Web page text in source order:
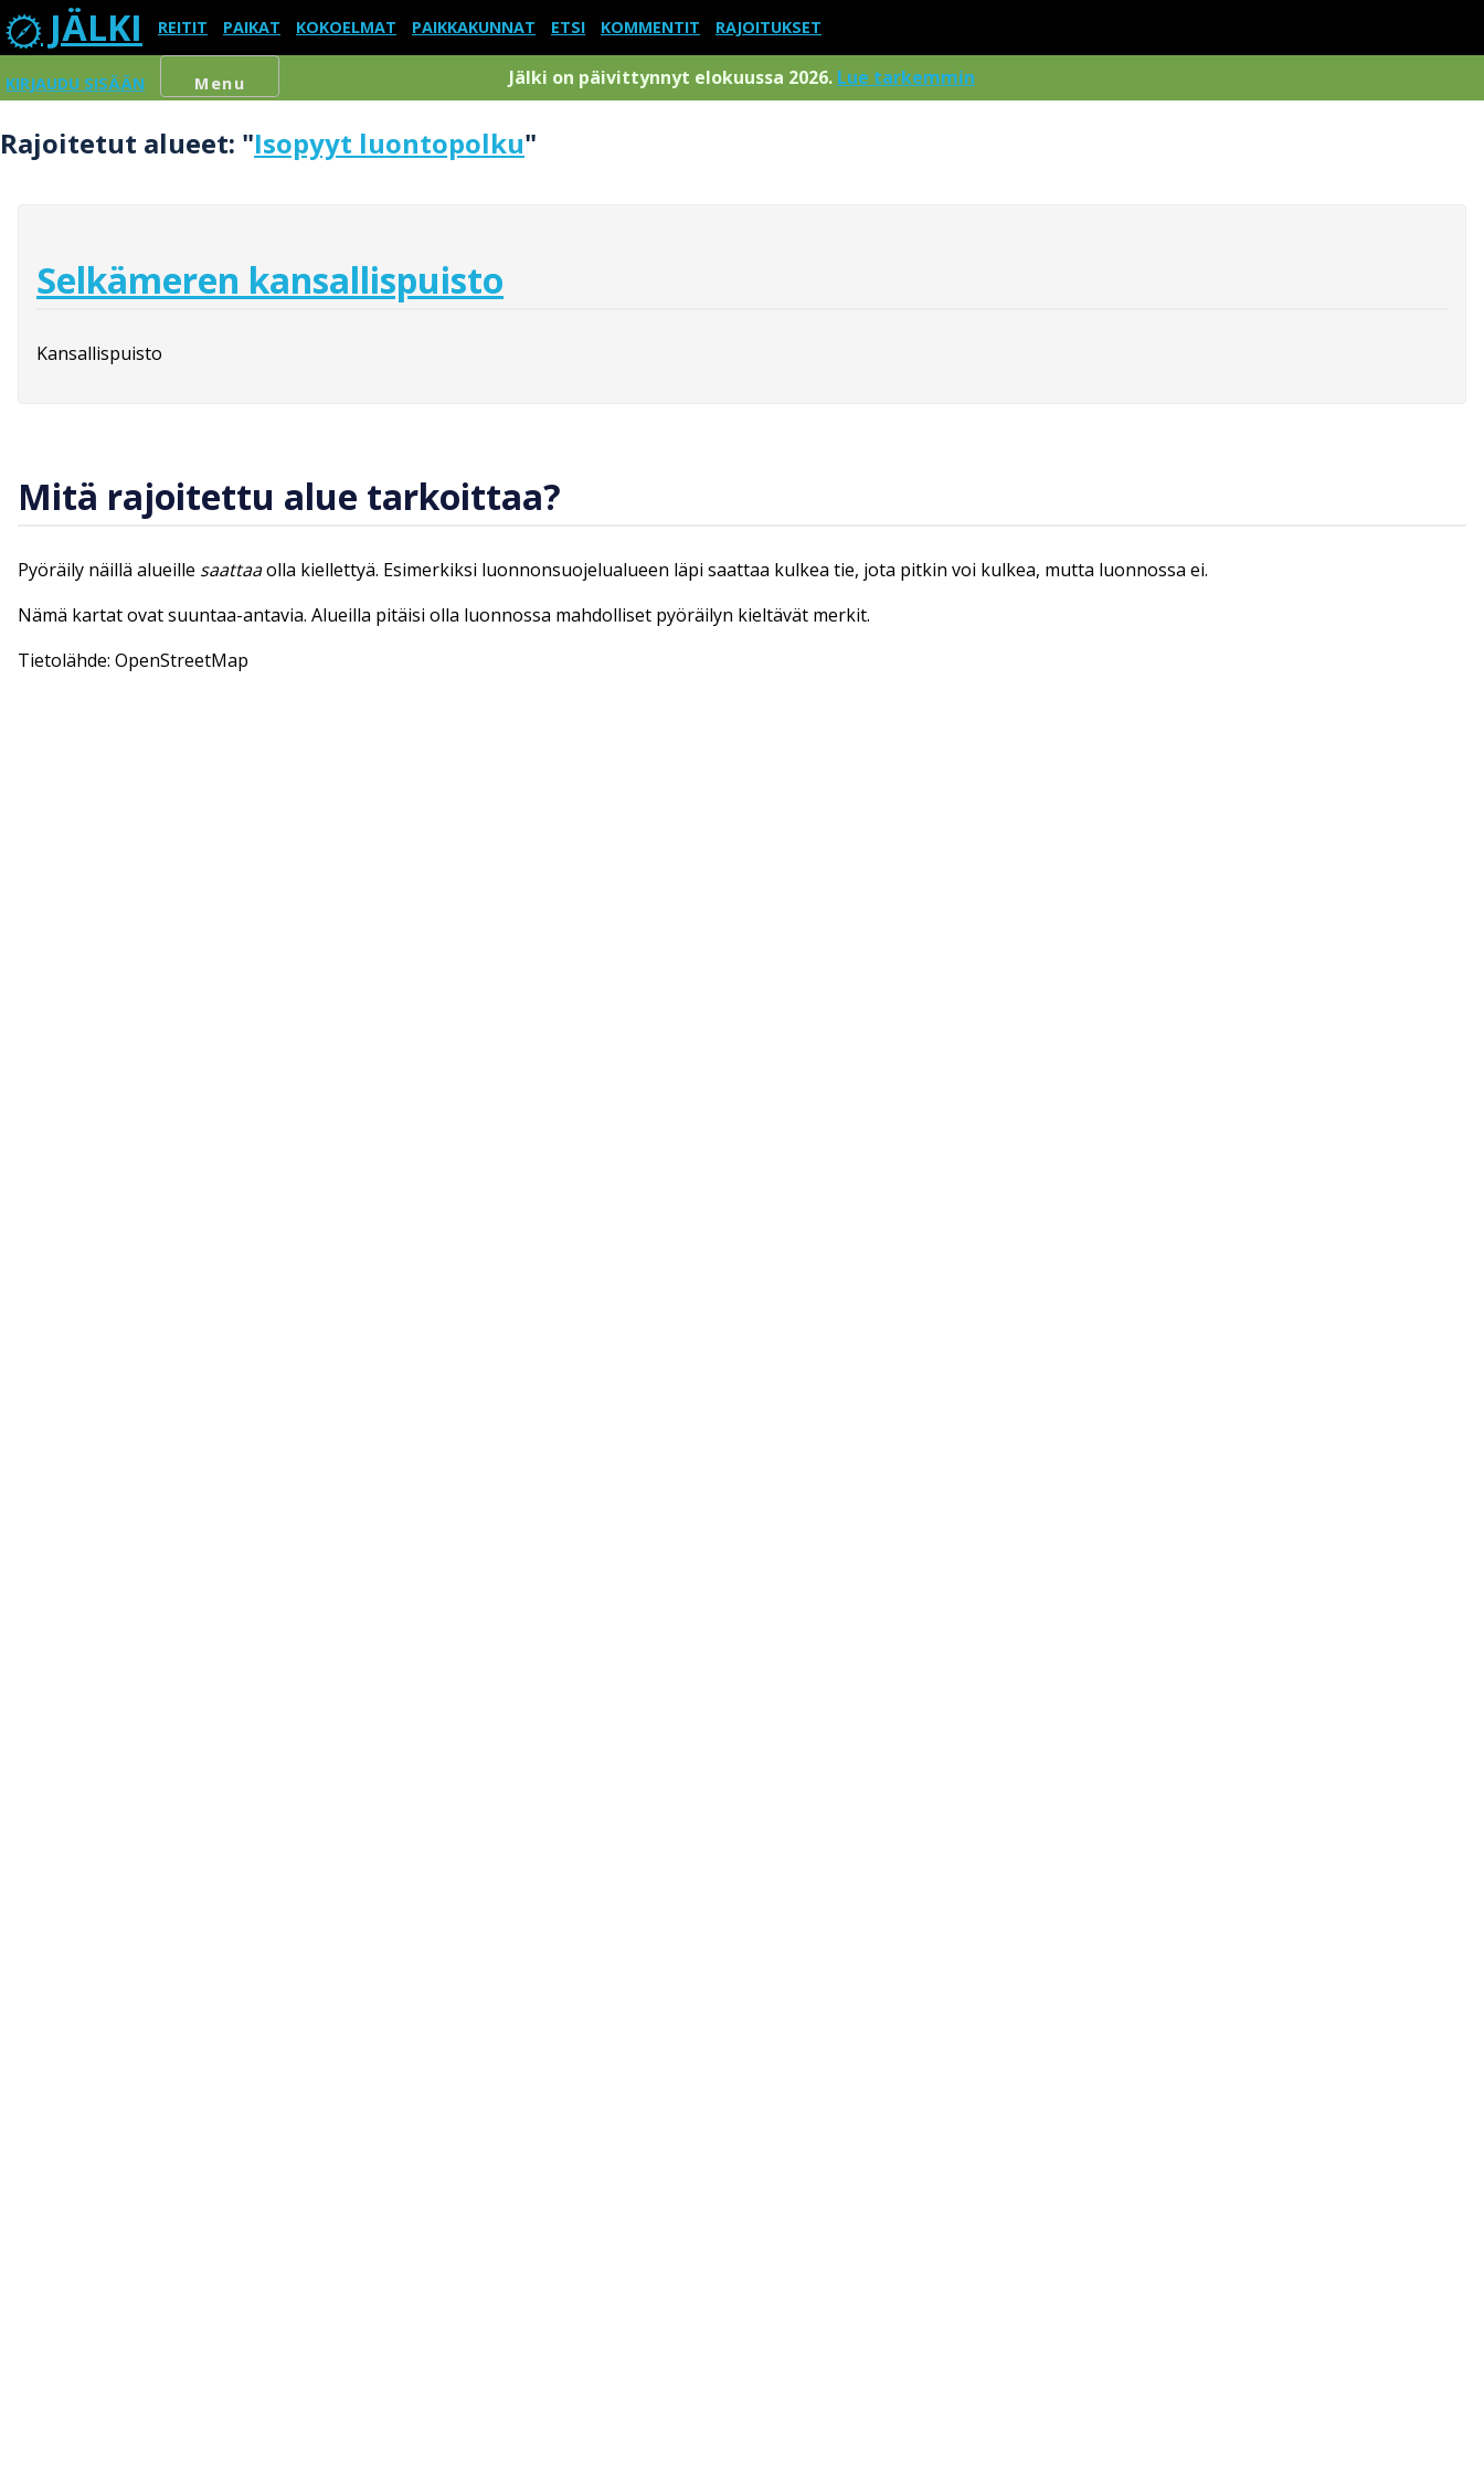
JÄLKI REITIT PAIKAT KOKOELMAT PAIKKAKUNNAT ETSI KOMMENTIT RAJOITUKSET
KIRJAUDU SISÄÄN Menu Jälki on päivittynnyt elokuussa 2026. Lue tarkemmin
Rajoitetut alueet: "Isopyyt luontopolku"
Selkämeren kansallispuisto
Kansallispuisto
Mitä rajoitettu alue tarkoittaa?
Pyöräily näillä alueille saattaaolla kiellettyä. Esimerkiksi luonnonsuojelualueen läpi saattaa kulkea tie, jota pitkin voi kulkea, mutta luonnossa ei.
Nämä kartat ovat suuntaa-antavia. Alueilla pitäisi olla luonnossa mahdolliset pyöräilyn kieltävät merkit.
Tietolähde: OpenStreetMap